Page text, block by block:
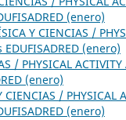
(enero)
Y CIENCIAS /
(enero)
/ PHYSICAL
(enero)
CIENCIAS / PHYSICAL
(enero)